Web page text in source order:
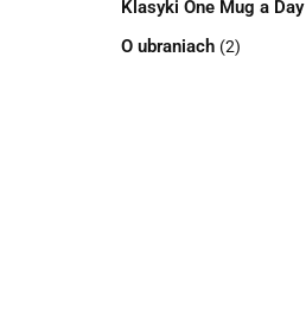
Klasyki One Mug a Day
O ubraniach (2)